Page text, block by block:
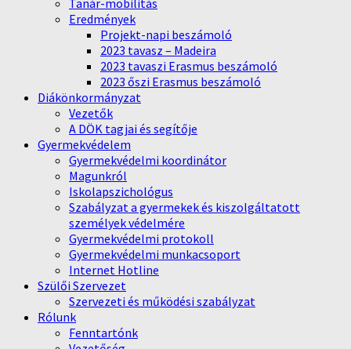
Tanár-mobilitás
Eredmények
Projekt-napi beszámoló
2023 tavasz – Madeira
2023 tavaszi Erasmus beszámoló
2023 őszi Erasmus beszámoló
Diákönkormányzat
Vezetők
A DÖK tagjai és segítője
Gyermekvédelem
Gyermekvédelmi koordinátor
Magunkról
Iskolapszichológus
Szabályzat a gyermekek és kiszolgáltatott
személyek védelmére
Gyermekvédelmi protokoll
Gyermekvédelmi munkacsoport
Internet Hotline
Szülői Szervezet
Szervezeti és működési szabályzat
Rólunk
Fenntartónk